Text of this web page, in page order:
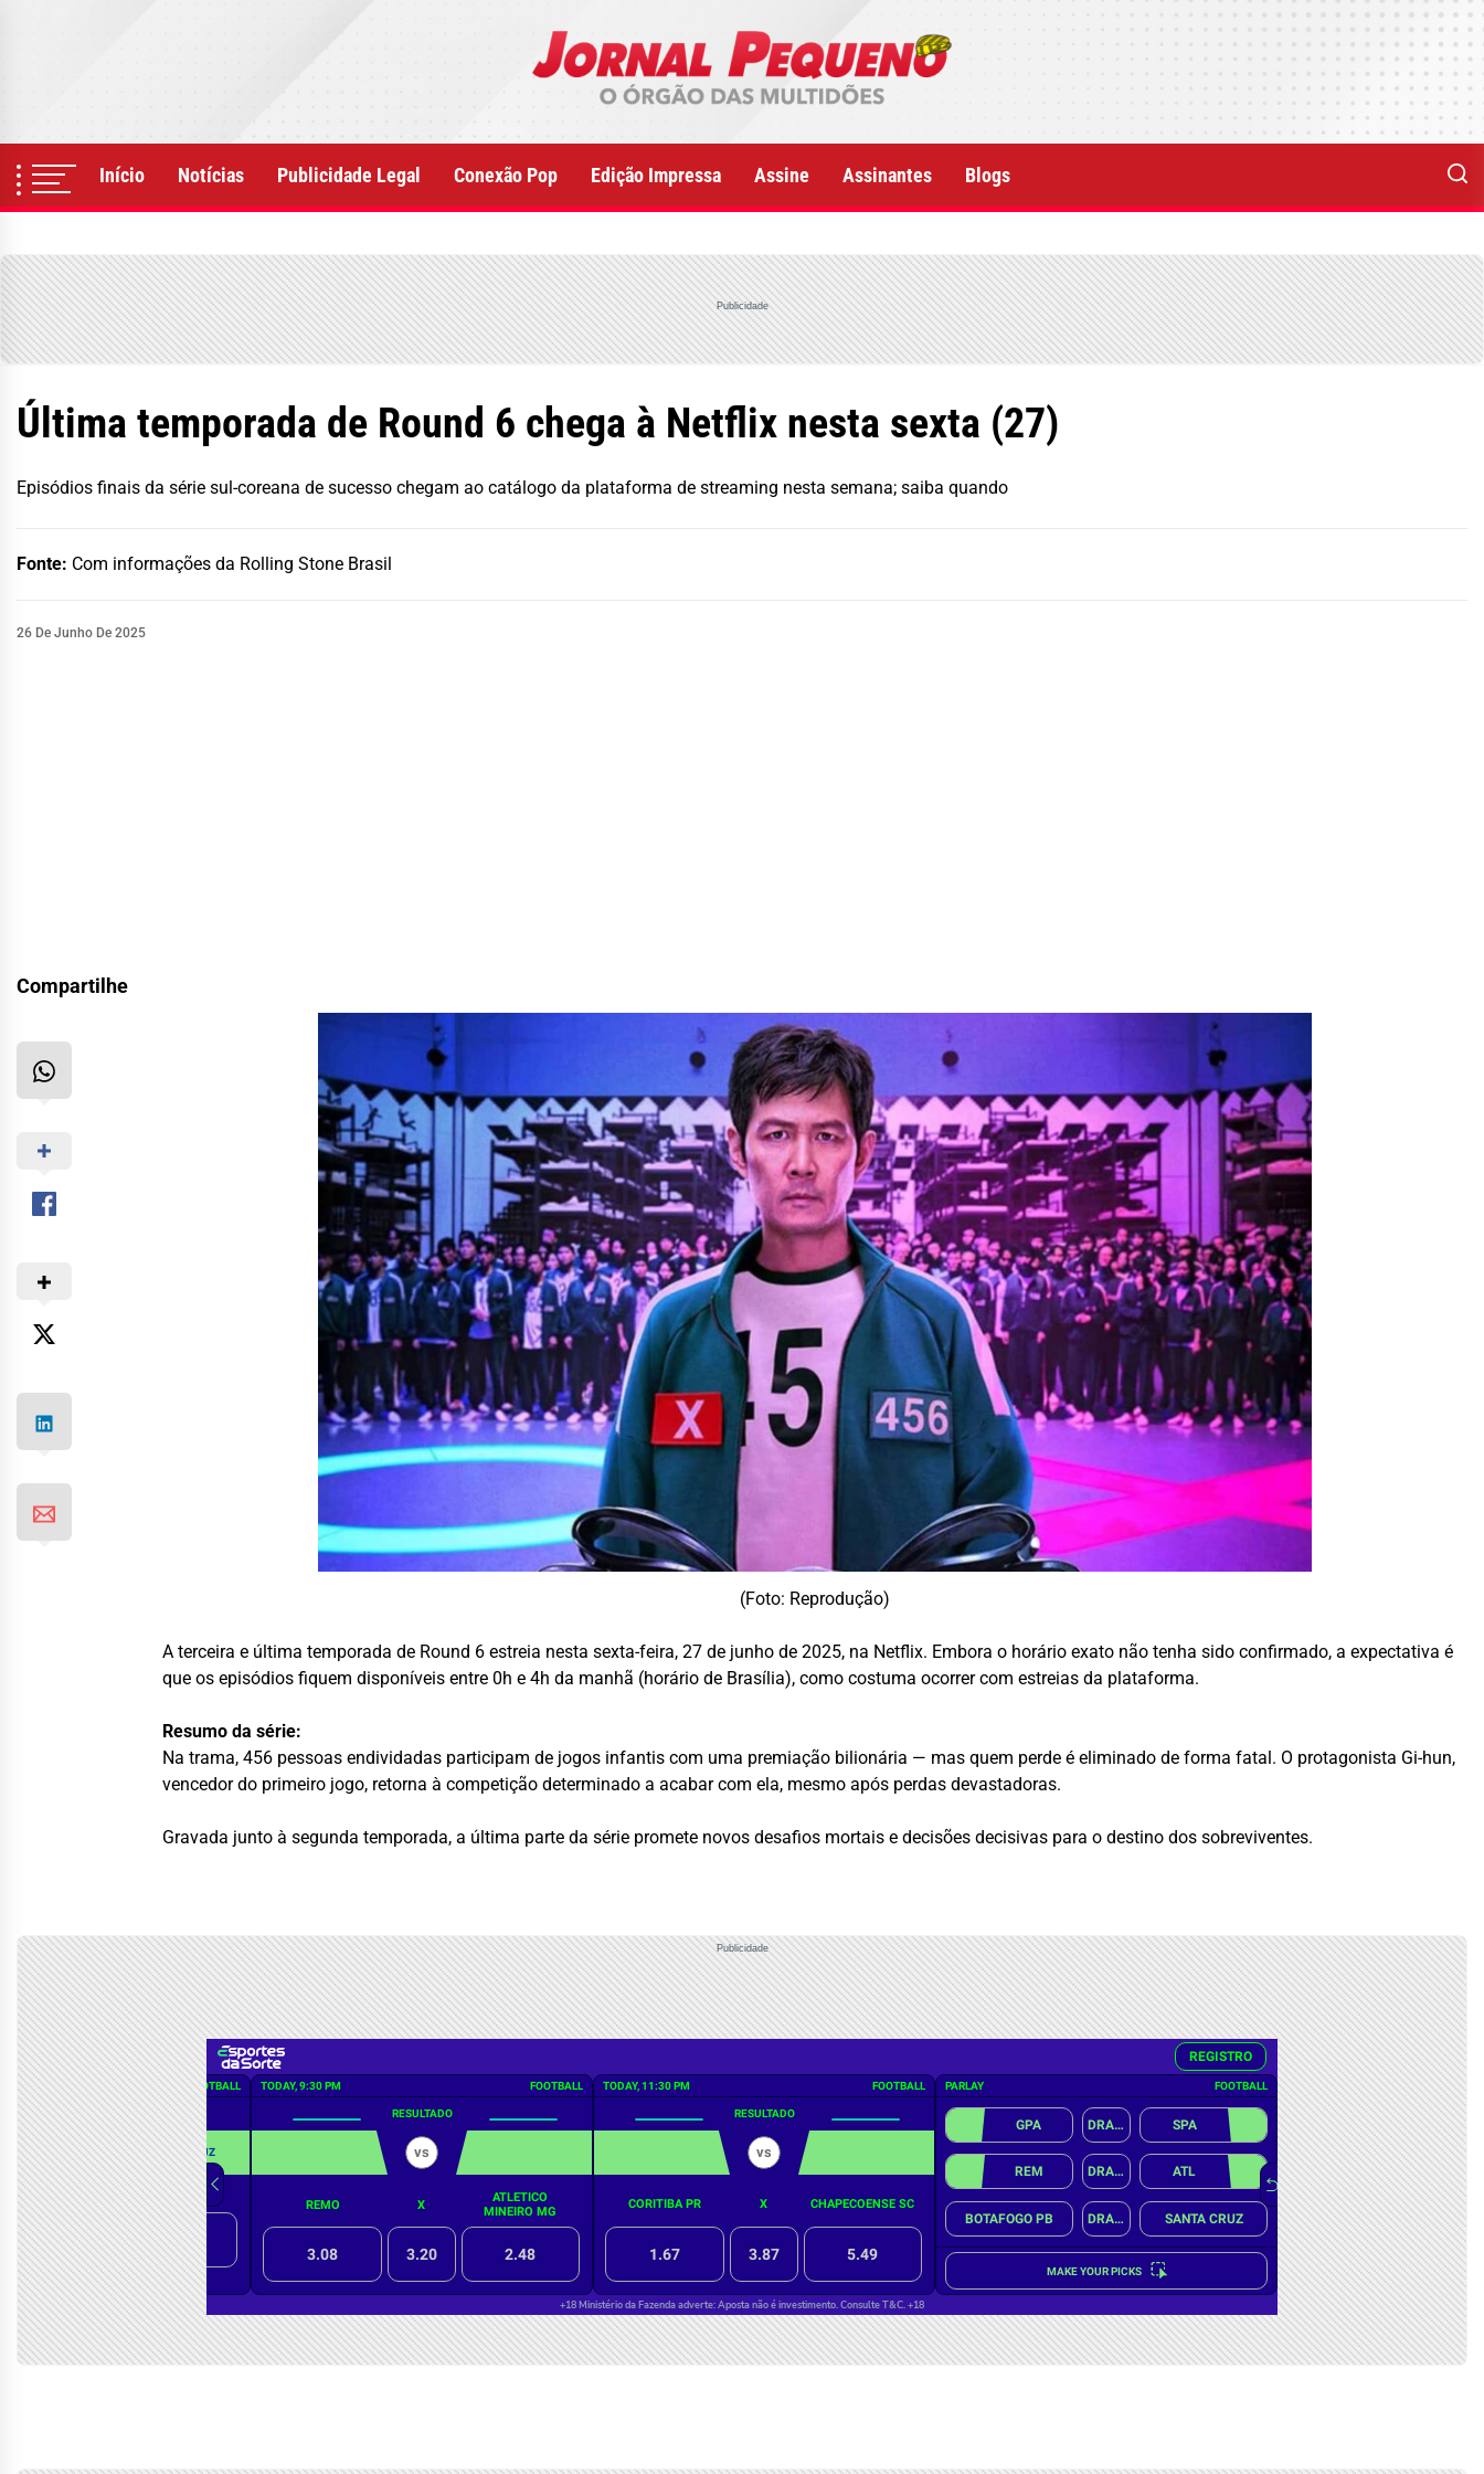
Início Notícias Publicidade Legal Conexão Pop Edição Impressa Assine Assinantes Blogs
Publicidade
Última temporada de Round 6 chega à Netflix nesta sexta (27)
Episódios finais da série sul-coreana de sucesso chegam ao catálogo da plataforma de streaming nesta semana; saiba quando
Fonte: Com informações da Rolling Stone Brasil
26 De Junho De 2025
Compartilhe
(Foto: Reprodução)
A terceira e última temporada de Round 6 estreia nesta sexta-feira, 27 de junho de 2025, na Netflix. Embora o horário exato não tenha sido confirmado, a expectativa é
que os episódios fiquem disponíveis entre 0h e 4h da manhã (horário de Brasília), como costuma ocorrer com estreias da plataforma.
Resumo da série:
Na trama, 456 pessoas endividadas participam de jogos infantis com uma premiação bilionária — mas quem perde é eliminado de forma fatal. O protagonista Gi-hun,
vencedor do primeiro jogo, retorna à competição determinado a acabar com ela, mesmo após perdas devastadoras.
Gravada junto à segunda temporada, a última parte da série promete novos desafios mortais e decisões decisivas para o destino dos sobreviventes.
Publicidade